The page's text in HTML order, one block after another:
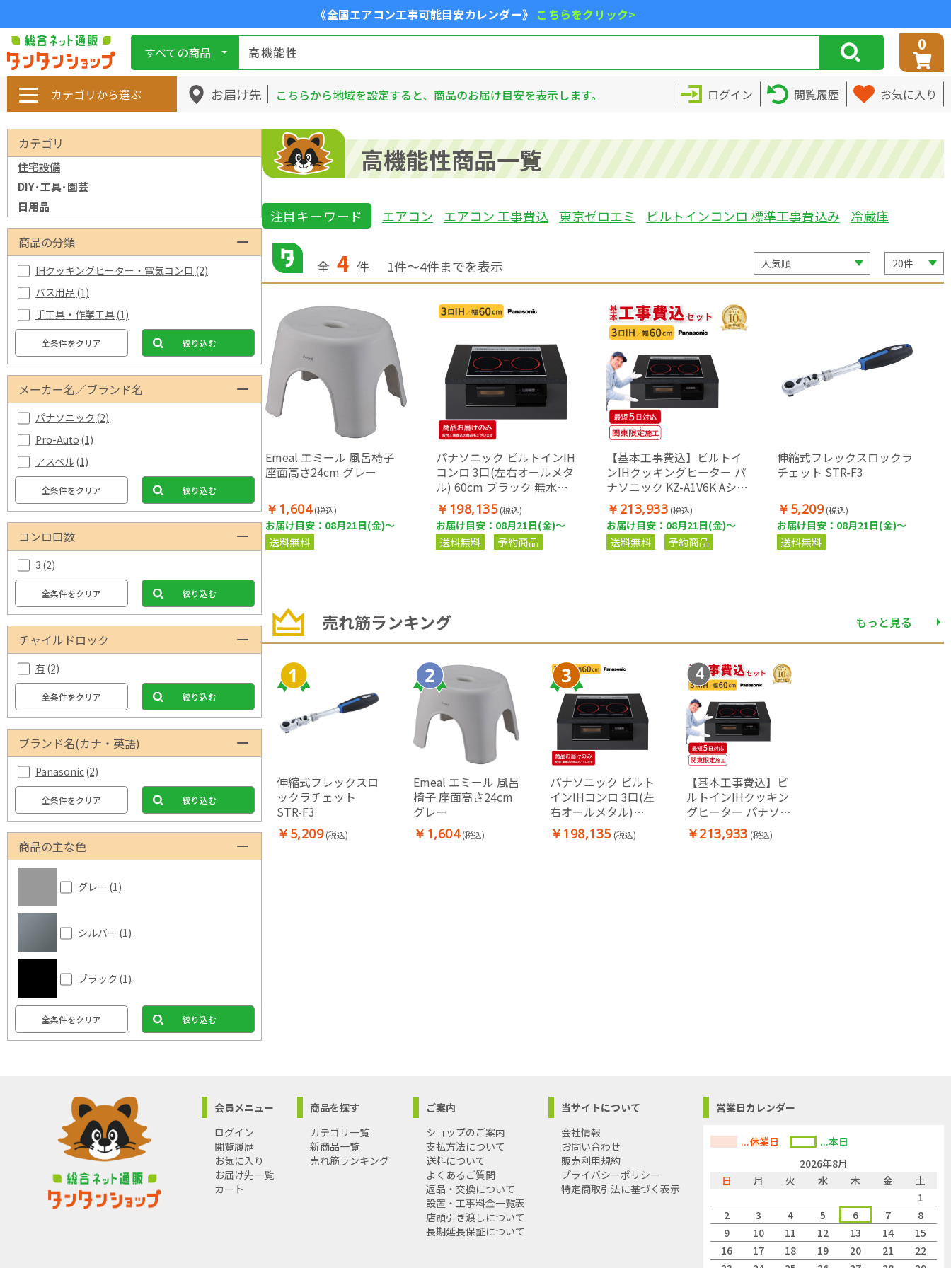
《全国エアコン工事可能目安カレンダー》 こちらをクリック>
すべての商品 0
カテゴリから選ぶ お届け先 こちらから地域を設定すると、商品のお届け目安を表示します。 ログイン 閲覧履歴 お気に入り
カテゴリ
住宅設備
DIY･工具･園芸
日用品
商品の分類
IHクッキングヒーター・電気コンロ (2)
バス用品 (1)
手工具・作業工具(1)
全条件をクリア 絞り込む
メーカー名／ブランド名
パナソニック (2)
Pro-Auto (1)
アスベル(1)
全条件をクリア 絞り込む
コンロ口数
3 (2)
全条件をクリア 絞り込む
チャイルドロック
有 (2)
全条件をクリア 絞り込む
ブランド名(カナ・英語)
Panasonic(2)
全条件をクリア 絞り込む
商品の主な色
グレー (1)
シルバー (1)
ブラック (1)
全条件をクリア 絞り込む
高機能性商品一覧
注目キーワード エアコン エアコン 工事費込 東京ゼロエミ ビルトインコンロ 標準工事費込み 冷蔵庫
全 4 件 1件〜4件までを表示
Emeal エミール 風呂椅子
座面高さ24cm グレー
￥1,604 (税込)
お届け目安：08月21日(金)～
送料無料
パナソニック ビルトインIH
コンロ 3口(左右オールメタ
ル) 60cm ブラック 無水両
面焼きグリル KZ-A1V6K
￥198,135 (税込)
お届け目安：08月21日(金)～
送料無料
予約商品
【基本工事費込】ビルトイ
ンIHクッキングヒーター パ
ナソニック KZ-A1V6K Aシリ
ーズ 60cm 3口IH(左右オー
ルメタル) ブラック IHコン
ロ 交換 工事費込み 工事込
関東エリア限定 Panasonic
￥213,933 (税込)
お届け目安：08月21日(金)～
送料無料
予約商品
伸縮式フレックスロックラ
チェット STR-F3
￥5,209 (税込)
お届け目安：08月21日(金)～
送料無料
売れ筋ランキング もっと見る
伸縮式フレックスロ
ックラチェット
STR-F3
￥5,209 (税込)
Emeal エミール 風呂
椅子 座面高さ24cm
グレー
￥1,604 (税込)
パナソニック ビルト
インIHコンロ 3口(左
右オールメタル)
60cm ブラック 無水
両面焼きグリル KZ-
￥198,135 (税込)
4
【基本工事費込】ビ
ルトインIHクッキン
グヒーター パナソニ
ック KZ-A1V6K Aシ
リーズ 60cm 3口
￥213,933 (税込)
会員メニュー
ログイン
閲覧履歴
お気に入り
お届け先一覧
カート
商品を探す
カテゴリ一覧
新商品一覧
売れ筋ランキング
ご案内
ショップのご案内
支払方法について
送料について
よくあるご質問
返品・交換について
設置・工事料金一覧表
店頭引き渡しについて
長期延長保証について
当サイトについて
会社情報
お問い合わせ
販売利用規約
プライバシーポリシー
特定商取引法に基づく表示
営業日カレンダー
...休業日
...本日
2026年8月
日
月 火 水 木 金
土
1
2
3 4 5 6 7
8
9
10 11 12 13 14
15
16
17 18 19 20 21
22